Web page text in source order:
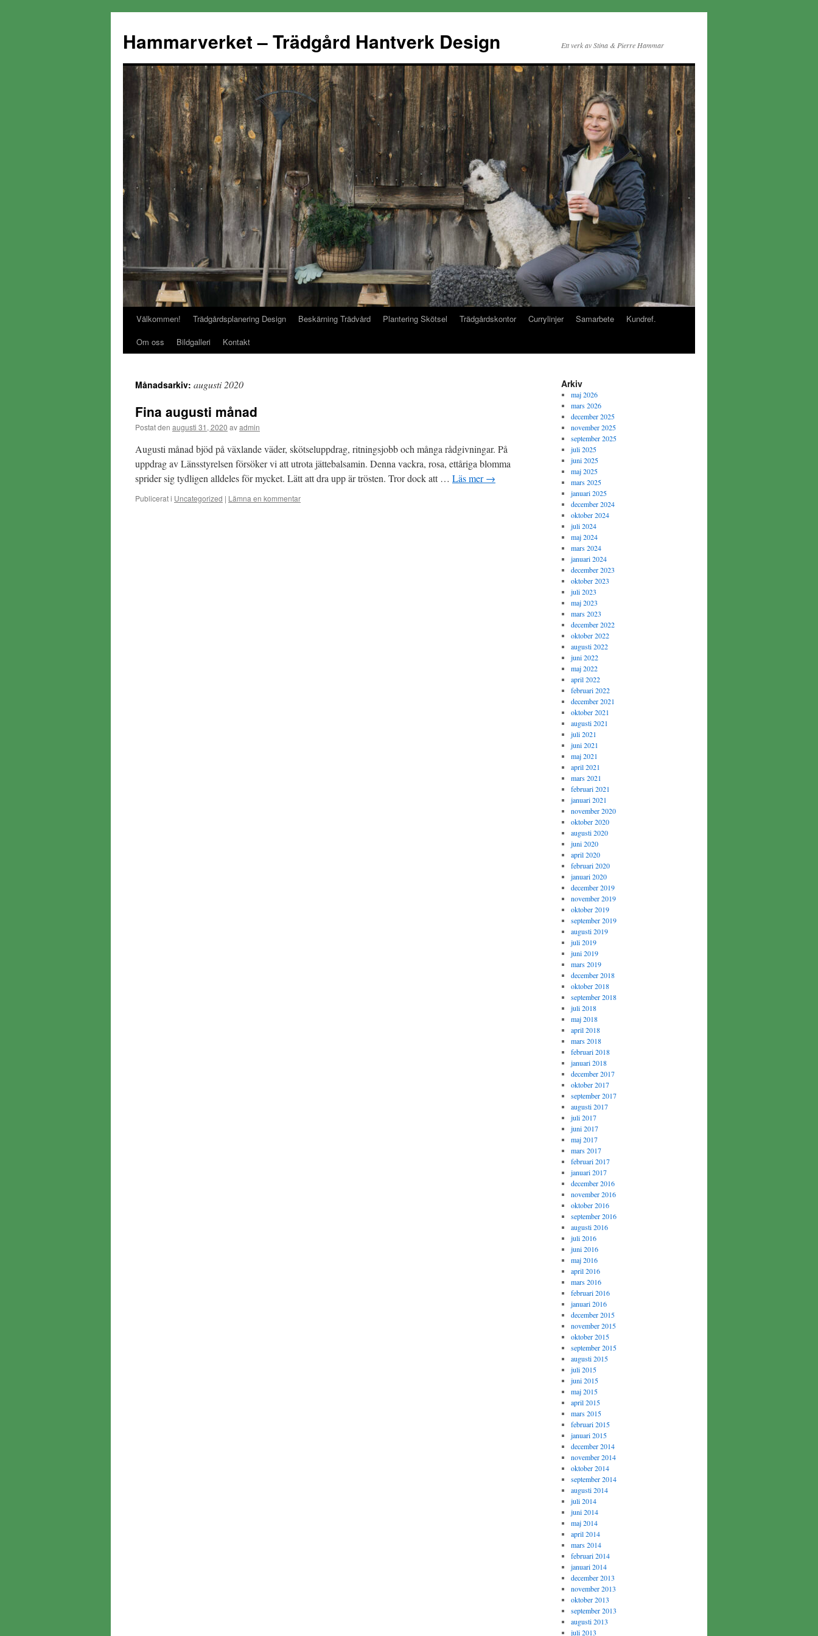
Hammarverket – Trädgård Hantverk Design Ett verk av Stina & Pierre Hammar
GåVälkommen! Trädgårdsplanering Design Beskärning Trädvård Plantering Skötsel Trädgårdskontor Currylinjer Samarbete
Kundref.
Om oss
Bildgalleri Kontakt
Månadsarkiv: augusti 2020
Fina augusti månad
Postat den augusti 31, 2020 avadmin
Augusti månad bjöd på växlande väder, skötseluppdrag, ritningsjobb och många rådgivningar. På
uppdrag av Länsstyrelsen försöker vi att utrota jättebalsamin. Denna vackra, rosa, ettåriga blomma
sprider sig tydligen alldeles för mycket. Lätt att dra upp är trösten. Tror dock att … Läs mer→
Publicerat i Uncategorized | Lämna en kommentar
Arkiv
maj 2026
mars 2026
december 2025
november 2025
september 2025
juli 2025
juni 2025
maj 2025
mars 2025
januari 2025
december 2024
oktober 2024
juli 2024
maj 2024
mars 2024
januari 2024
december 2023
oktober 2023
juli 2023
maj 2023
mars 2023
december 2022
oktober 2022
augusti 2022
juni 2022
maj 2022
april 2022
februari 2022
december 2021
oktober 2021
augusti 2021
juli 2021
juni 2021
maj 2021
april 2021
mars 2021
februari 2021
januari 2021
november 2020
oktober 2020
augusti 2020
juni 2020
april 2020
februari 2020
januari 2020
december 2019
november 2019
oktober 2019
september 2019
augusti 2019
juli 2019
juni 2019
mars 2019
december 2018
oktober 2018
september 2018
juli 2018
maj 2018
april 2018
mars 2018
februari 2018
januari 2018
december 2017
oktober 2017
september 2017
augusti 2017
juli 2017
juni 2017
maj 2017
mars 2017
februari 2017
januari 2017
december 2016
november 2016
oktober 2016
september 2016
augusti 2016
juli 2016
juni 2016
maj 2016
april 2016
mars 2016
februari 2016
januari 2016
december 2015
november 2015
oktober 2015
september 2015
augusti 2015
juli 2015
juni 2015
maj 2015
april 2015
mars 2015
februari 2015
januari 2015
december 2014
november 2014
oktober 2014
september 2014
augusti 2014
juli 2014
juni 2014
maj 2014
april 2014
mars 2014
februari 2014
januari 2014
december 2013
november 2013
oktober 2013
september 2013
augusti 2013
juli 2013